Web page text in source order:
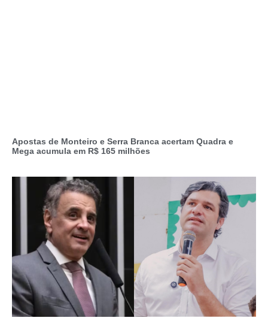
Apostas de Monteiro e Serra Branca acertam Quadra e
Mega acumula em R$ 165 milhões